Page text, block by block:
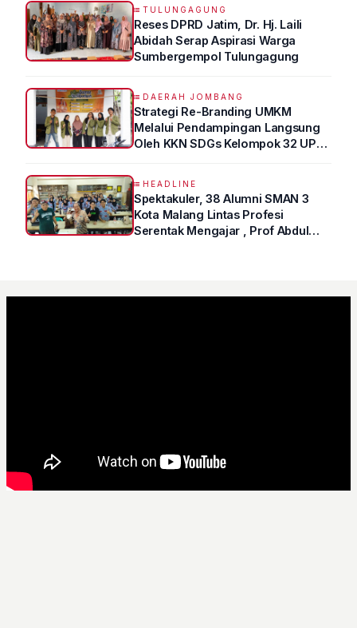
TULUNGAGUNG
Reses DPRD Jatim, Dr. Hj. Laili
Abidah Serap Aspirasi Warga
Sumbergempol Tulungagung
DAERAH JOMBANG
Strategi Re-Branding UMKM
Melalui Pendampingan Langsung
Oleh KKN SDGs Kelompok 32 UPN
HEADLINE
Spektakuler, 38 Alumni SMAN 3
Kota Malang Lintas Profesi
Serentak Mengajar , Prof Abdul